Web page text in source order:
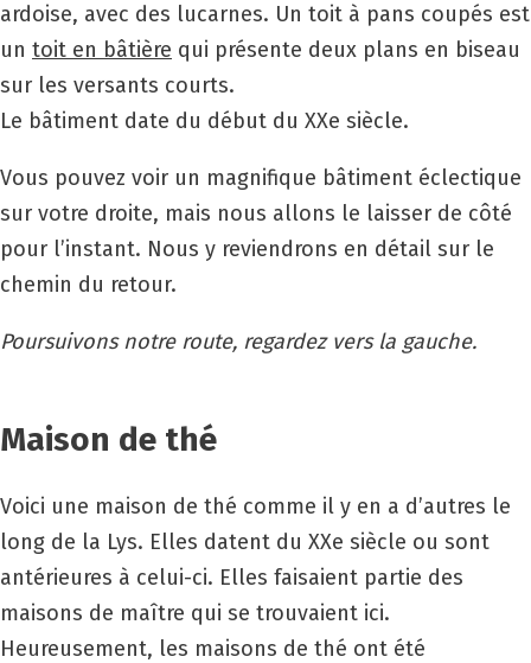
ardoise, avec des lucarnes. Un toit à pans coupés est
un toit en bâtière qui présente deux plans en biseau
sur les versants courts.
Le bâtiment date du début du XXe siècle.
Vous pouvez voir un magnifique bâtiment éclectique
sur votre droite, mais nous allons le laisser de côté
pour l’instant. Nous y reviendrons en détail sur le
chemin du retour.
Poursuivons notre route, regardez vers la gauche.
Maison de thé
Voici une maison de thé comme il y en a d’autres le
long de la Lys. Elles datent du XXe siècle ou sont
antérieures à celui-ci. Elles faisaient partie des
maisons de maître qui se trouvaient ici.
Heureusement, les maisons de thé ont été